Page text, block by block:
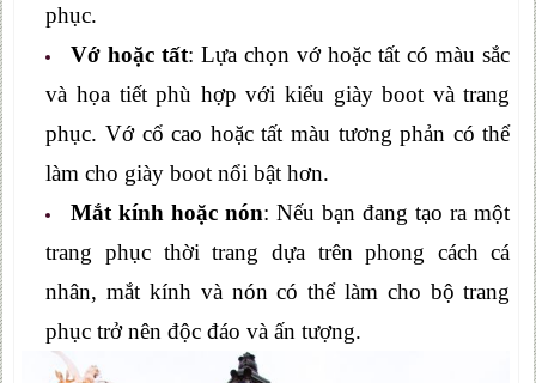
phục.
Vớ hoặc tất: Lựa chọn vớ hoặc tất có màu sắc
và họa tiết phù hợp với kiểu giày boot và trang
phục. Vớ cổ cao hoặc tất màu tương phản có thể
làm cho giày boot nổi bật hơn.
Mắt kính hoặc nón: Nếu bạn đang tạo ra một
trang phục thời trang dựa trên phong cách cá
nhân, mắt kính và nón có thể làm cho bộ trang
phục trở nên độc đáo và ấn tượng.